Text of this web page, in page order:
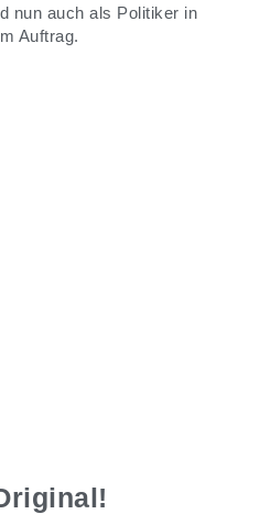
nun auch als Politiker in
Auftrag.